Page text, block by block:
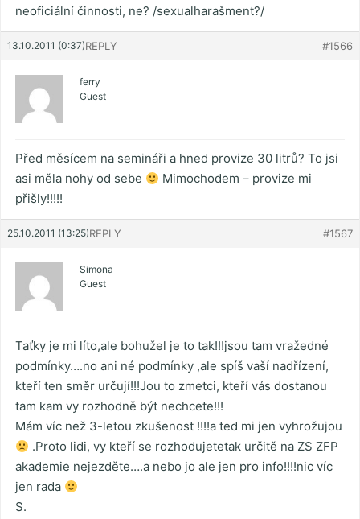
neoficiální činnosti, ne? /sexualharašment?/
13.10.2011 (0:37) #1566
REPLY
ferry
Guest
Před měsícem na semináři a hned provize 30 litrů? To jsi
asi měla nohy od sebe
Mimochodem – provize mi
přišly!!!!!
25.10.2011 (13:25) #1567
REPLY
Simona
Guest
Taťky je mi líto,ale bohužel je to tak!!!jsou tam vražedné
podmínky….no ani né podmínky ,ale spíš vaší nadřízení,
kteří ten směr určují!!!Jou to zmetci, kteří vás dostanou
tam kam vy rozhodně být nechcete!!!
Mám víc než 3-letou zkušenost !!!!a ted mi jen vyhrožujou
.Proto lidi, vy kteří se rozhodujetetak určitě na ZS ZFP
akademie nejezděte….a nebo jo ale jen pro info!!!!nic víc
jen rada
S.